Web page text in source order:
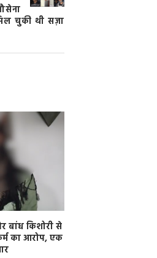
चुकी थी सज़ा
बांध किशोरी से
का आरोप, एक